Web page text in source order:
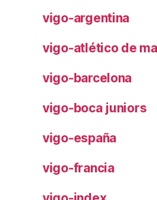
vigo-argentina
vigo-atlético de
vigo-barcelona
vigo-boca juniors
vigo-españa
vigo-francia